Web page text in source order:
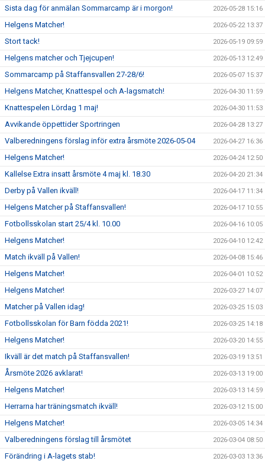
Sista dag för anmälan Sommarcamp är i morgon! 2026-05-28 15:16
Helgens Matcher! 2026-05-22 13:37
Stort tack! 2026-05-19 09:59
Helgens matcher och Tjejcupen! 2026-05-13 12:49
Sommarcamp på Staffansvallen 27-28/6! 2026-05-07 15:37
Helgens Matcher, Knattespel och A-lagsmatch! 2026-04-30 11:59
Knattespelen Lördag 1 maj! 2026-04-30 11:53
Avvikande öppettider Sportringen 2026-04-28 13:27
Valberedningens förslag inför extra årsmöte 2026-05-04 2026-04-27 16:36
Helgens Matcher! 2026-04-24 12:50
Kallelse Extra insatt årsmöte 4 maj kl. 18.30 2026-04-20 21:34
Derby på Vallen ikväll! 2026-04-17 11:34
Helgens Matcher på Staffansvallen! 2026-04-17 10:55
Fotbollsskolan start 25/4 kl. 10.00 2026-04-16 10:05
Helgens Matcher! 2026-04-10 12:42
Match ikväll på Vallen! 2026-04-08 15:46
Helgens Matcher! 2026-04-01 10:52
Helgens Matcher! 2026-03-27 14:07
Matcher på Vallen idag! 2026-03-25 15:03
Fotbollsskolan för Barn födda 2021! 2026-03-25 14:18
Helgens Matcher! 2026-03-20 14:55
Ikväll är det match på Staffansvallen! 2026-03-19 13:51
Årsmöte 2026 avklarat! 2026-03-13 19:00
Helgens Matcher! 2026-03-13 14:59
Herrarna har träningsmatch ikväll! 2026-03-12 15:00
Helgens Matcher! 2026-03-05 14:34
Valberedningens förslag till årsmötet 2026-03-04 08:50
Förändring i A-lagets stab! 2026-03-03 13:36